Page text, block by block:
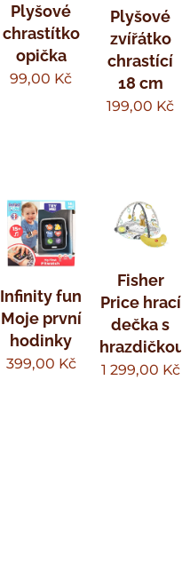
Plyšové
chrastítko
opička
99,00 Kč
Plyšové
zvířátko
chrastící
18 cm
199,00 Kč
Infinity fun
Moje první
hodinky
399,00 Kč
Fisher
Price hrací
dečka s
hrazdičkou
1 299,00 Kč